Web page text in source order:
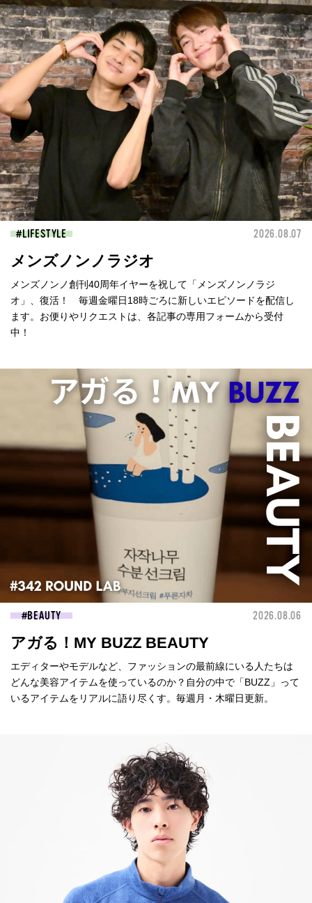
LIFESTYLE 2026.08.07
メンズノンノラジオ
メンズノンノ創刊40周年イヤーを祝して「メンズノンノラジ
オ」、復活！ 毎週金曜日18時ごろに新しいエピソードを配信し
ます。お便りやリクエストは、各記事の専用フォームから受付
中！
BEAUTY 2026.08.06
アガる！MY BUZZ BEAUTY
エディターやモデルなど、ファッションの最前線にいる人たちは
どんな美容アイテムを使っているのか？自分の中で「BUZZ」って
いるアイテムをリアルに語り尽くす。毎週月・木曜日更新。